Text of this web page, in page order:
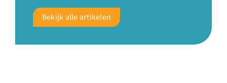
Bekijk alle artikelen